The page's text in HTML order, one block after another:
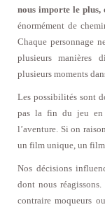
nous importe le plus,
énormément de
Chaque personnage
plusieurs manières
plusieurs moments
Les possibilités sont
pas la fin du jeu en
l’aventure. Si on
un film unique, un film
Nos décisions
dont nous
contraire moqueurs